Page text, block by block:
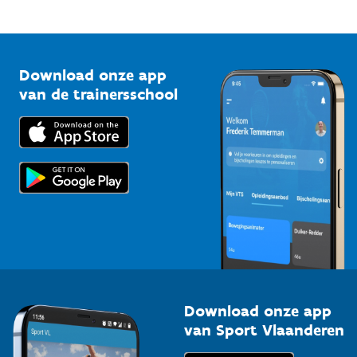
Bedrijven
Trainers en begeleiders
Topsporters
Vlaamse Trainersschool
Kennisplatform
Downloads
Voor de pers
Download onze app
van de trainersschool
Download onze app
van Sport Vlaanderen